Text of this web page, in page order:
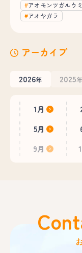
アオモンツガルウ
アオヤガラ
アーカイブ
2026年 2025年
1月
5月
9月